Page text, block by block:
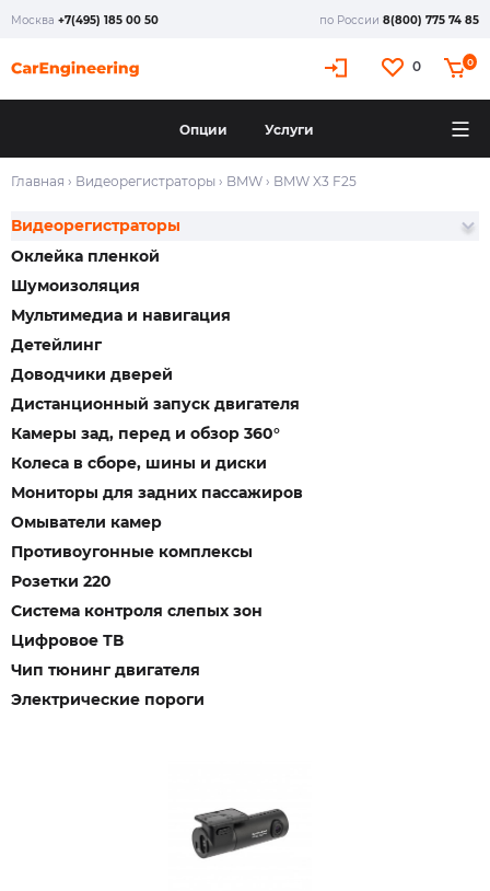
Москва +7(495) 185 00 50 по России 8(800) 775 74 85
0 0
Опции Услуги
Главная › Видеорегистраторы › BMW › BMW X3 F25
Оклейка пленкой
Шумоизоляция
Мультимедиа и навигация
Детейлинг
Доводчики дверей
Видеорегистраторы
Дистанционный запуск двигателя
Камеры зад, перед и обзор 360°
Колеса в сборе, шины и диски
Мониторы для задних пассажиров
Омыватели камер
Противоугонные комплексы
Розетки 220
Система контроля слепых зон
Цифровое ТВ
Чип тюнинг двигателя
Электрические пороги